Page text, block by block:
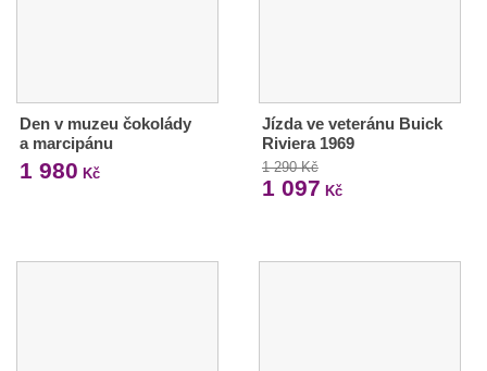
Den v muzeu čokolády
a marcipánu
1 980 Kč
Jízda ve veteránu Buick
Riviera 1969
1 290 Kč
1 097 Kč